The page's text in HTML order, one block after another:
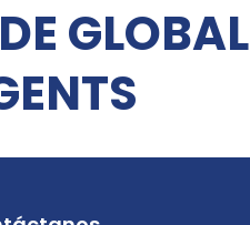
GLOBAL